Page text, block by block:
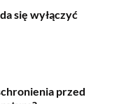
się wyłączyć
przed